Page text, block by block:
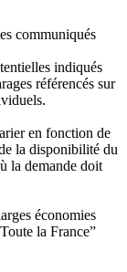
communiqués
indiqués
référencés sur
en fonction de
la disponibilité du
la demande doit
économies
la France”